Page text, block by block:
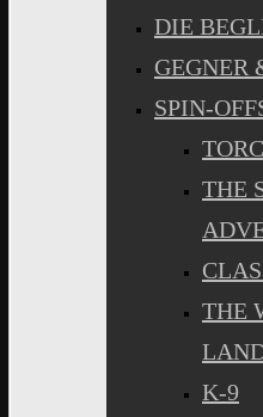
DIE
GEGNER
SPIN-
THE
THE
K-9